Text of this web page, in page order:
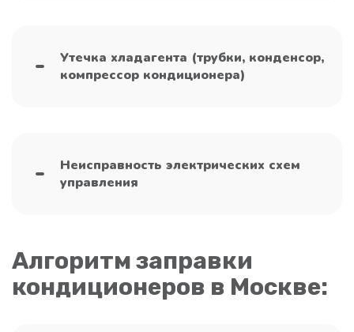
Утечка хладагента (трубки, конденсор,
компрессор кондиционера)
Неисправность электрических схем
управления
Алгоритм заправки
кондиционеров в Москве: